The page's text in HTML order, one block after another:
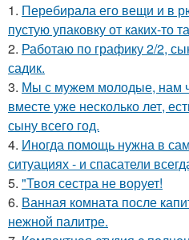
1. Перебирала его вещи и в
пустую упаковку от каких-то
2. Работаю по графику 2/2,
садик.
3. Мы с мужем молодые, нам
вместе уже несколько лет,
сыну всего год.
4. Иногда помощь нужна в
ситуациях - и спасатели
5. "Твоя сестра не ворует!
6. Ванная комната после
нежной палитре.